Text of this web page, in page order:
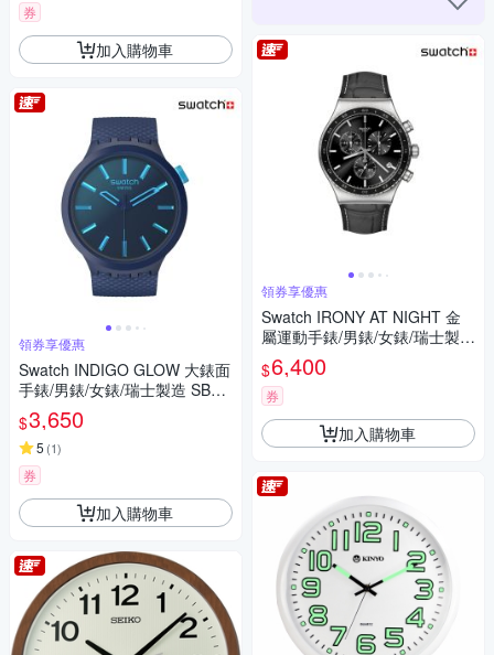
券
加入購物車
領券享優惠
Swatch INDIGO GLOW 大錶面
手錶/男錶/女錶/瑞士製造 SB05
N113 (47mm)
$3,650
5 (1)
券
加入購物車
領券享優惠
Swatch IRONY AT NIGHT 金
屬運動手錶/男錶/女錶/瑞士製造
YVS495 (43mm)
$6,400
券
加入購物車